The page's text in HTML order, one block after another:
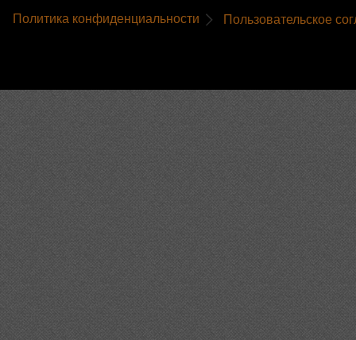
Политика конфиденциальности Пользовательское